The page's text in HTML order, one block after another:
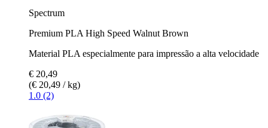
Spectrum
Premium PLA High Speed Walnut Brown
Material PLA especialmente para impressão a alta velocidade
€ 20,49
(€ 20,49 / kg)
1.0 (2)